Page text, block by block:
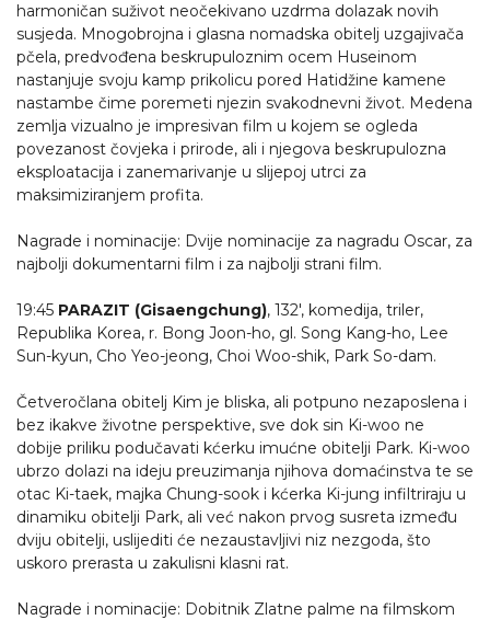
harmoničan suživot neočekivano uzdrma dolazak novih
susjeda. Mnogobrojna i glasna nomadska obitelj uzgajivača
pčela, predvođena beskrupuloznim ocem Huseinom
nastanjuje svoju kamp prikolicu pored Hatidžine kamene
nastambe čime poremeti njezin svakodnevni život. Medena
zemlja vizualno je impresivan film u kojem se ogleda
povezanost čovjeka i prirode, ali i njegova beskrupulozna
eksploatacija i zanemarivanje u slijepoj utrci za
maksimiziranjem profita.
Nagrade i nominacije: Dvije nominacije za nagradu Oscar, za
najbolji dokumentarni film i za najbolji strani film.
19:45 PARAZIT (Gisaengchung), 132', komedija, triler,
Republika Korea, r. Bong Joon-ho, gl. Song Kang-ho, Lee
Sun-kyun, Cho Yeo-jeong, Choi Woo-shik, Park So-dam.
Četveročlana obitelj Kim je bliska, ali potpuno nezaposlena i
bez ikakve životne perspektive, sve dok sin Ki-woo ne
dobije priliku podučavati kćerku imućne obitelji Park. Ki-woo
ubrzo dolazi na ideju preuzimanja njihova domaćinstva te se
otac Ki-taek, majka Chung-sook i kćerka Ki-jung infiltriraju u
dinamiku obitelji Park, ali već nakon prvog susreta između
dviju obitelji, uslijediti će nezaustavljivi niz nezgoda, što
uskoro prerasta u zakulisni klasni rat.
Nagrade i nominacije: Dobitnik Zlatne palme na filmskom